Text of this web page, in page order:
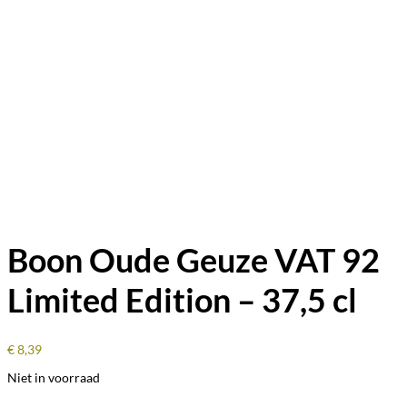
Boon Oude Geuze VAT 92
Limited Edition – 37,5 cl
€8,39
Niet in voorraad